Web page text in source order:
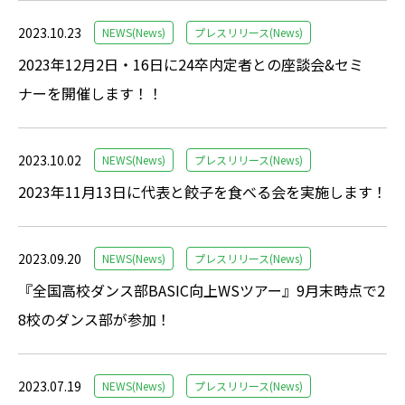
2023.10.23 NEWS(News) プレスリリース(News)
2023年12月2日・16日に24卒内定者との座談会&セミ
ナーを開催します！！
2023.10.02 NEWS(News) プレスリリース(News)
2023年11月13日に代表と餃子を食べる会を実施します！
2023.09.20 NEWS(News) プレスリリース(News)
『全国高校ダンス部BASIC向上WSツアー』9月末時点で2
8校のダンス部が参加！
2023.07.19 NEWS(News) プレスリリース(News)